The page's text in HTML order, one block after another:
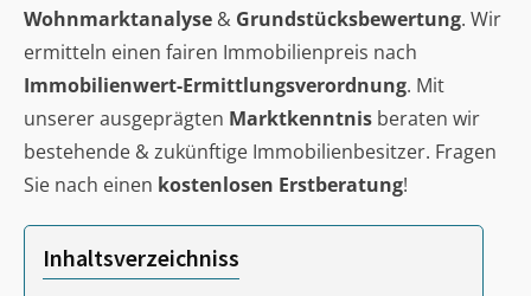
Wohnmarktanalyse & Grundstücksbewertung. Wir
ermitteln einen fairen Immobilienpreis nach
Immobilienwert-Ermittlungsverordnung. Mit
unserer ausgeprägten Marktkenntnis beraten wir
bestehende & zukünftige Immobilienbesitzer. Fragen
Sie nach einen kostenlosen Erstberatung!
Inhaltsverzeichniss